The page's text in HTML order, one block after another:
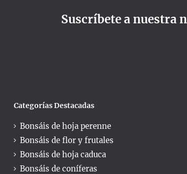
Suscríbete a nuestra
Categorías Destacadas
Bonsáis de hoja perenne
Bonsáis de flor y frutales
Bonsáis de hoja caduca
Bonsáis de coníferas